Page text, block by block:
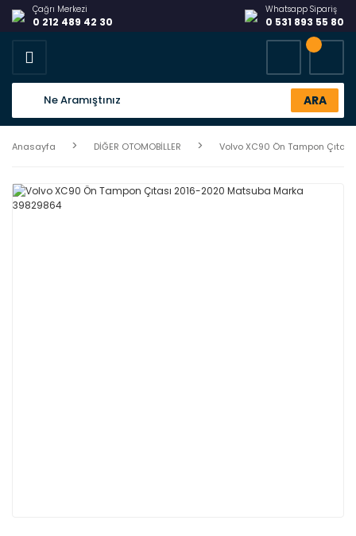
Çağrı Merkezi
0 212 489 42 30
Whatsapp Sipariş
0 531 893 55 80
ARA
Anasayfa DİĞER OTOMOBİLLER Volvo XC90 Ön Tampon